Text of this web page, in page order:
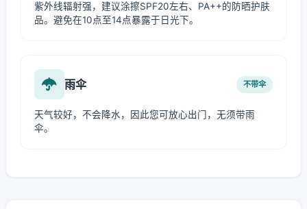
紫外线辐射强，建议涂擦SPF20左右、PA++的防晒护肤
品。避免在10点至14点暴露于日光下。
雨伞 不带伞
天气较好，不会降水，因此您可放心出门，无须带雨
伞。